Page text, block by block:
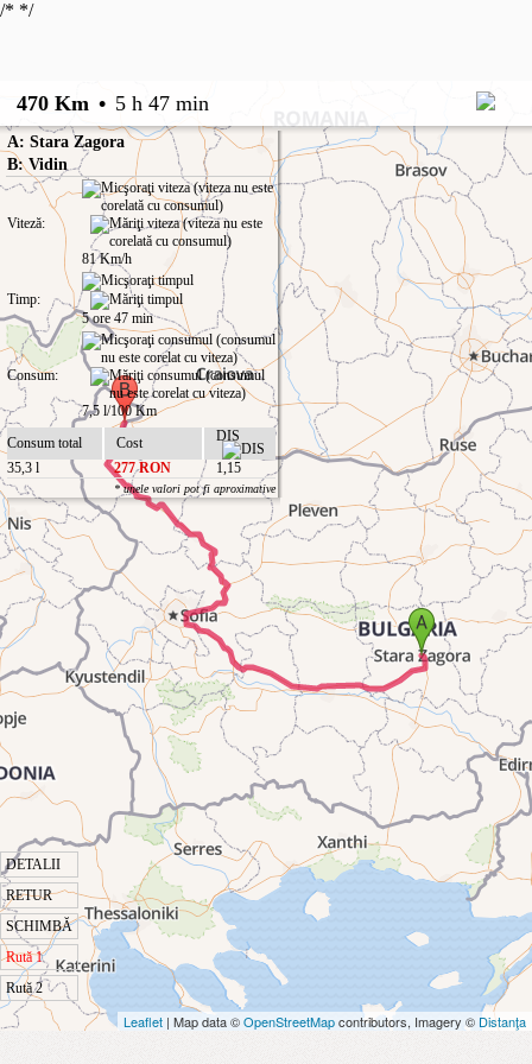
/* */
470 Km • 5 h 47 min
DETALII
RETUR
SCHIMBĂ
Rută 1
Rută 2
A: Stara Zagora
B: Vidin
Viteză:
81 Km/h
Timp:
5 ore 47 min
Consum:
7,5 l/100 Km
Consum total
Cost
DIS
35,3 l
277 RON 1,15
* unele valori pot fi aproximative